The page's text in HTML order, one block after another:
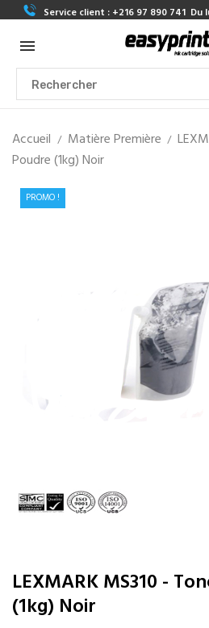
Service client : +216 97 890 741 Du
Accueil Matière Première
Poudre (1kg) Noir
PROMO !
LEXMARK MS310 -
(1kg) Noir